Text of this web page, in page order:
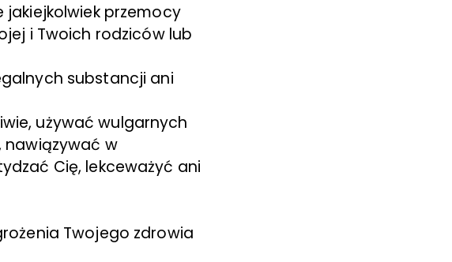
przemocy
i Twoich rodziców lub
substancji ani
używać wulgarnych
nawiązywać w
Cię, lekceważyć ani
Twojego zdrowia